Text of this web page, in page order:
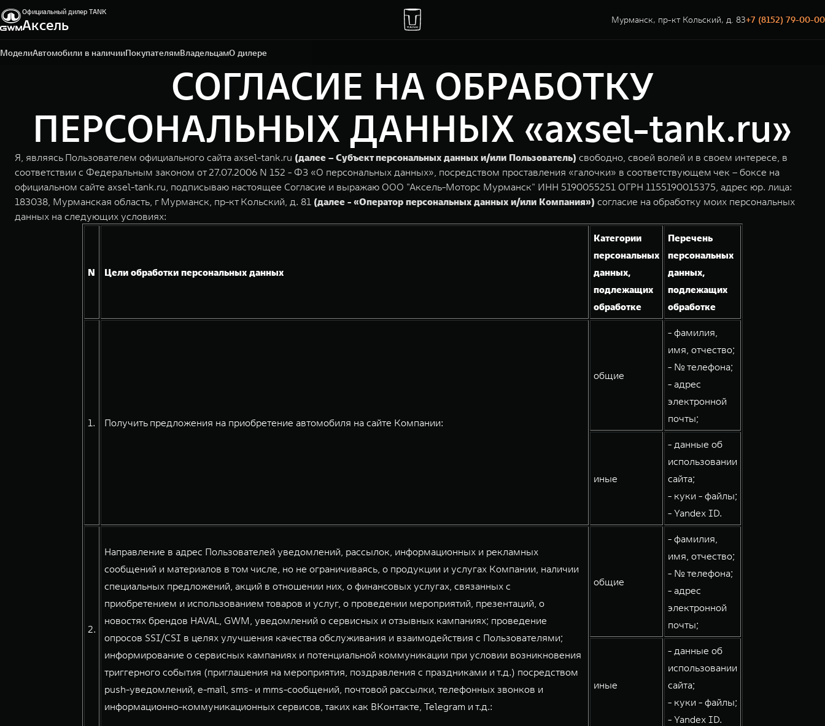
Официальный дилер TANK
Аксель Мурманск, пр-кт Кольский, д. 83+7 (8152) 79-00-00
МоделиАвтомобили в наличииПокупателямВладельцамО дилере
Мурманск, пр-кт Кольский, д. 83
+7 (8152) 79-00-00
СОГЛАСИЕ НА ОБРАБОТКУ
ПЕРСОНАЛЬНЫХ ДАННЫХ «axsel-tank.ru»
Я, являясь Пользователем официального сайта axsel-tank.ru (далее – Субъект персональных данных и/или Пользователь) свободно, своей волей и в своем интересе, в
соответствии с Федеральным законом от 27.07.2006 N 152 - ФЗ «О персональных данных», посредством проставления «галочки» в соответствующем чек – боксе на
официальном сайте axsel-tank.ru, подписываю настоящее Согласие и выражаю ООО "Аксель-Моторс Мурманск" ИНН 5190055251 ОГРН 1155190015375, адрес юр. лица:
183038, Мурманская область, г Мурманск, пр-кт Кольский, д. 81 (далее - «Оператор персональных данных и/или Компания») согласие на обработку моих персональных
данных на следующих условиях:
N Цели обработки персональных данных
Категории
персональных
данных,
подлежащих
обработке
Перечень
персональных
данных,
подлежащих
обработке
1. Получить предложения на приобретение автомобиля на сайте Компании:
общие
- фамилия,
имя, отчество;
- № телефона;
- адрес
электронной
почты;
иные
- данные об
использовании
сайта;
- куки - файлы;
- Yandex ID.
2.
Направление в адрес Пользователей уведомлений, рассылок, информационных и рекламных
сообщений и материалов в том числе, но не ограничиваясь, о продукции и услугах Компании, наличии
специальных предложений, акций в отношении них, о финансовых услугах, связанных с
приобретением и использованием товаров и услуг, о проведении мероприятий, презентаций, о
новостях брендов HAVAL, GWM, уведомлений о сервисных и отзывных кампаниях; проведение
опросов SSI/CSI в целях улучшения качества обслуживания и взаимодействия с Пользователями;
информирование о сервисных кампаниях и потенциальной коммуникации при условии возникновения
триггерного события (приглашения на мероприятия, поздравления с праздниками и т.д.) посредством
push-уведомлений, e-mail, sms- и mms-сообщений, почтовой рассылки, телефонных звонков и
информационно-коммуникационных сервисов, таких как ВКонтакте, Telegram и т.д.:
общие
- фамилия,
имя, отчество;
- № телефона;
- адрес
электронной
почты;
иные
- данные об
использовании
сайта;
- куки - файлы;
- Yandex ID.